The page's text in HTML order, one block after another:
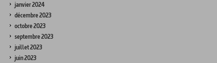
janvier 2024
décembre 2023
octobre 2023
septembre 2023
juillet 2023
juin 2023